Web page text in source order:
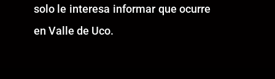
solo le interesa informar que ocurre
en Valle de Uco.